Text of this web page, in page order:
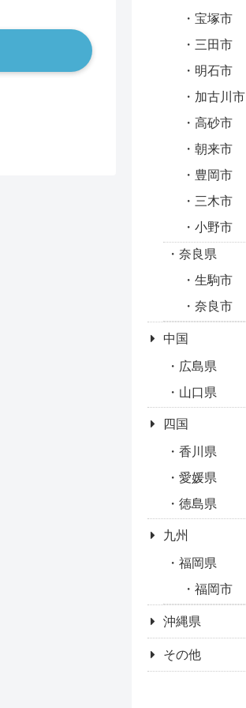
宝塚市
三田市
明石市
加古川市
高砂市
朝来市
豊岡市
三木市
小野市
奈良県
生駒市
奈良市
中国
広島県
山口県
四国
香川県
愛媛県
徳島県
九州
福岡県
福岡市
沖縄県
その他